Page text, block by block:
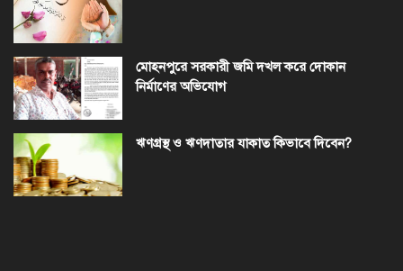
মোহনপুরে সরকারী জমি দখল করে দোকান
নির্মাণের অভিযোগ
ঋণগ্রস্থ ও ঋণদাতার যাকাত কিভাবে দিবেন?